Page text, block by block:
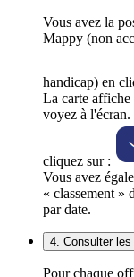
Vous avez la
Mappy (non
handicap) en
La carte
voyez à
cliquez sur :
Vous avez
« classement »
par date.
4. Consulter
Pour chaque